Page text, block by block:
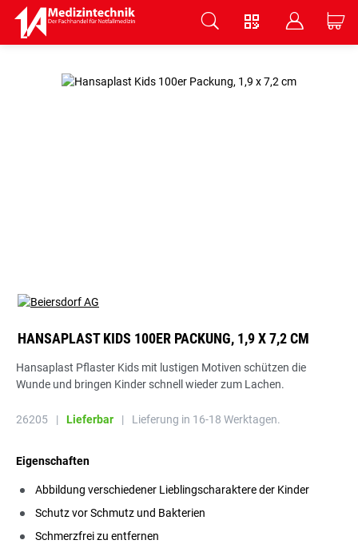
V B C
HANSAPLAST KIDS 100ER PACKUNG, 1,9 X 7,2 CM
Hansaplast Pflaster Kids mit lustigen Motiven schützen die
Wunde und bringen Kinder schnell wieder zum Lachen.
26205 | Lieferbar | Lieferung in 16-18 Werktagen.
Eigenschaften
Abbildung verschiedener Lieblingscharaktere der Kinder
Schutz vor Schmutz und Bakterien
Schmerzfrei zu entfernen